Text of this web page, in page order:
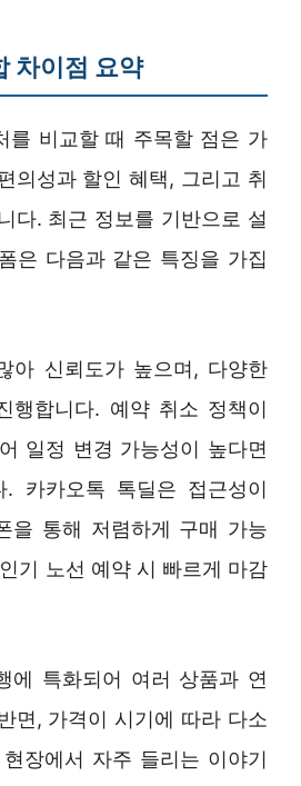
차이점 요약
를 비교할 때 주목할 점은 가
의성과 할인 혜택, 그리고 취
다. 최근 정보를 기반으로 설
은 다음과 같은 특징을 가집
아 신뢰도가 높으며, 다양한
행합니다. 예약 취소 정책이
일정 변경 가능성이 높다면
. 카카오톡 톡딜은 접근성이
을 통해 저렴하게 구매 가능
기 노선 예약 시 빠르게 마감
에 특화되어 여러 상품과 연
면, 가격이 시기에 따라 다소
장에서 자주 들리는 이야기